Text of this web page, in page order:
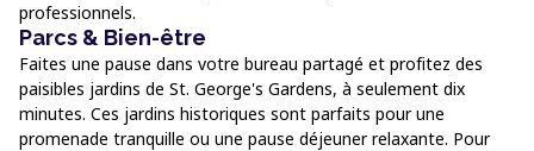
professionnels.
Parcs & Bien-être
Faites une pause dans votre bureau partagé et profitez des
paisibles jardins de St. George's Gardens, à seulement dix
minutes. Ces jardins historiques sont parfaits pour une
promenade tranquille ou une pause déjeuner relaxante. Pour